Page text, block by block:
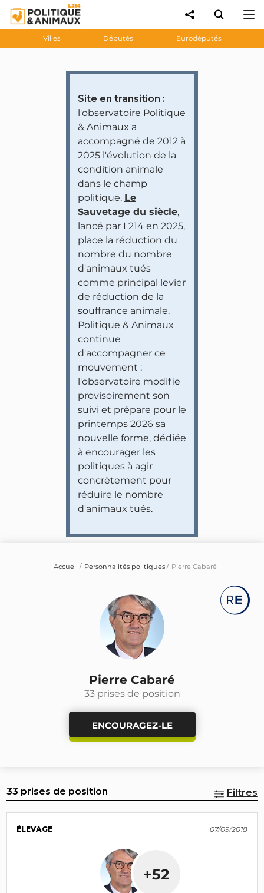
Villes Députés Eurodéputés
Site en transition :
l'observatoire Politique
& Animaux a
accompagné de 2012 à
2025 l'évolution de la
condition animale
dans le champ
politique. Le
Sauvetage du siècle,
lancé par L214 en 2025,
place la réduction du
nombre du nombre
d'animaux tués
comme principal levier
de réduction de la
souffrance animale.
Politique & Animaux
continue
d'accompagner ce
mouvement :
l'observatoire modifie
provisoirement son
suivi et prépare pour le
printemps 2026 sa
nouvelle forme, dédiée
à encourager les
politiques à agir
concrètement pour
réduire le nombre
d'animaux tués.
Accueil Personnalités politiques Pierre Cabaré
Pierre Cabaré
33 prises de position
ENCOURAGEZ-LE
33 prises de position Filtres
ÉLEVAGE 07/09/2018
+52